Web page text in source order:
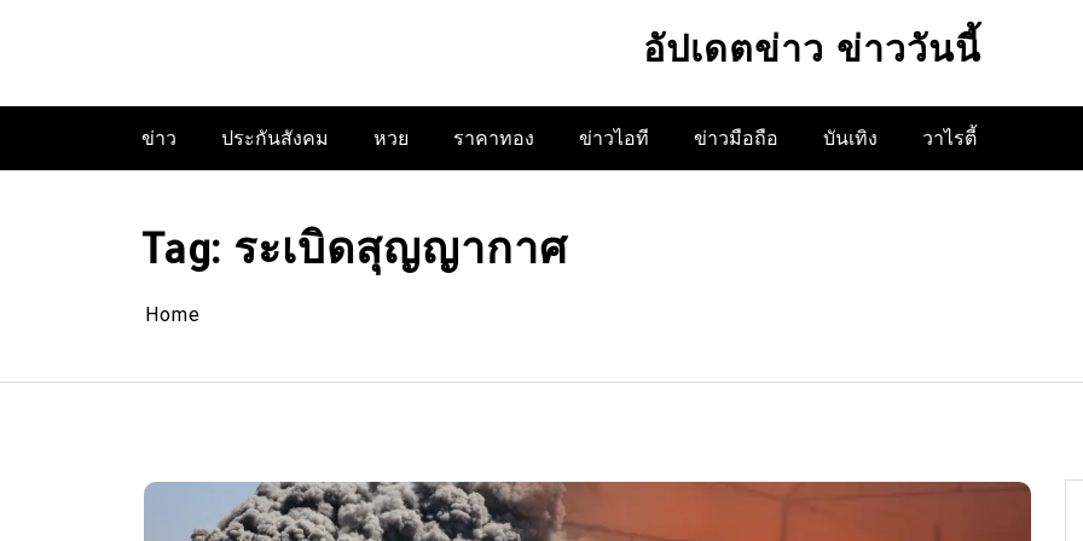
อัปเดตข่าว ข่าววันนี้
ข่าว ประกันสังคม หวย ราคาทอง ข่าวไอที ข่าวมือถือ บันเทิง วาไรตี้
Tag: ระเบิดสุญญากาศ
Home